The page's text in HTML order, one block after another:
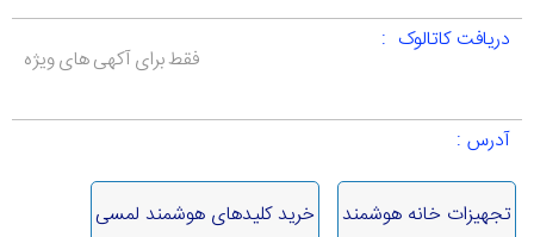
دریافت کاتالوک :
فقط برای آکهی های ویژه
آدرس :
تجهیزات خانه هوشمند خرید کلیدهای هوشمند لمسی